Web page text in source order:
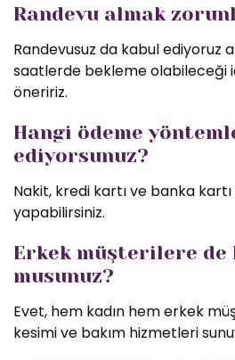
Randevu almak
Randevusuz da kabul ediyoruz
saatlerde bekleme olabileceği
öneririz.
Hangi ödeme
ediyorsunuz?
Nakit, kredi kartı ve banka
yapabilirsiniz.
Erkek müşterilere
musunuz?
Evet, hem kadın hem erkek
kesimi ve bakım hizmetleri